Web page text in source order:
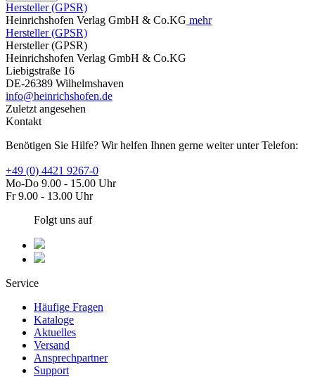
Hersteller (GPSR)
Heinrichshofen Verlag GmbH & Co.KG mehr
Hersteller (GPSR)
Hersteller (GPSR)
Heinrichshofen Verlag GmbH & Co.KG
Liebigstraße 16
DE-26389 Wilhelmshaven
info@heinrichshofen.de
Zuletzt angesehen
Kontakt
Benötigen Sie Hilfe? Wir helfen Ihnen gerne weiter unter Telefon:
+49 (0) 4421 9267-0
Mo-Do 9.00 - 15.00 Uhr
Fr 9.00 - 13.00 Uhr
Folgt uns auf
Service
Häufige Fragen
Kataloge
Aktuelles
Versand
Ansprechpartner
Support